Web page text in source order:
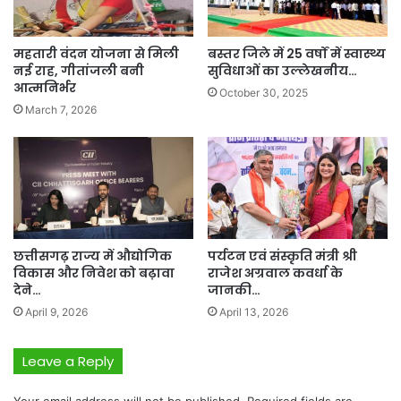
महतारी वंदन योजना से मिली
नई राह, गीतांजली बनी
आत्मनिर्भर
March 7, 2026
बस्तर जिले में 25 वर्षों में स्वास्थ्य
सुविधाओं का उल्लेखनीय…
October 30, 2025
छत्तीसगढ़ राज्य में औद्योगिक
विकास और निवेश को बढ़ावा
देने…
April 9, 2026
पर्यटन एवं संस्कृति मंत्री श्री
राजेश अग्रवाल कवर्धा के
जानकी…
April 13, 2026
Leave a Reply